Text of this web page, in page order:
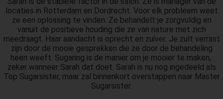
locaties in Rotterdam en Dordrecht. Voor elk probleem weet
ze een oplossing te vinden. Ze behandelt je zorgvuldig en
vanuit de positieve houding die ze van nature met zich
meedraagt. Haar aandacht is oprecht en zuiver. Je zult verrast
zijn door de mooie gesprekken die ze door de behandeling
heen weeft. Sugaring is de manier om je mooier te maken,
zeker wanneer Sarah dat doet. Sarah is nu nog ingedeeld als
Top Sugarsister, maar zal binnenkort overstappen naar Master
Sugarsister.